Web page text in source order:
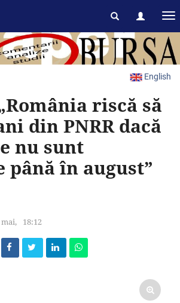
English
riscă să
din PNRR dacă
nu sunt
în august”
mai, 18:12